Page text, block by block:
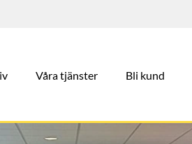
Våra tjänster Bli kund